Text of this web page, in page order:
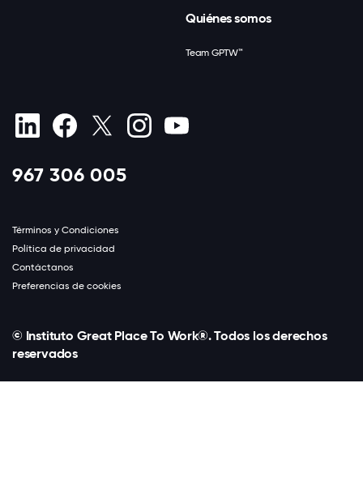
Quiénes somos
Team GPTW™
967 306 005
Términos y Condiciones
Política de privacidad
Contáctanos
Preferencias de cookies
© Instituto Great Place To Work®. Todos los derechos
reservados